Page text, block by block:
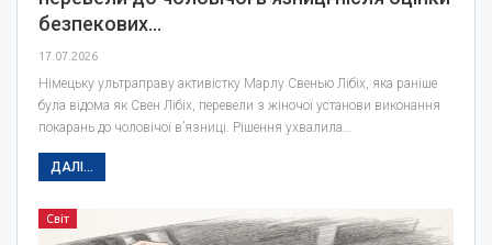
безпекових…
17.07.2026
Німецьку ультраправу активістку Марлу Свенью Лібіх, яка раніше
була відома як Свен Лібіх, перевели з жіночої установи виконання
покарань до чоловічої в’язниці. Рішення ухвалила…
ДАЛІ...
Світ